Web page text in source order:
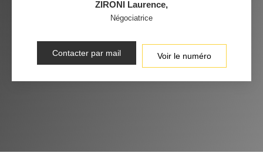
ZIRONI Laurence,
Négociatrice
Contacter par mail Voir le numéro